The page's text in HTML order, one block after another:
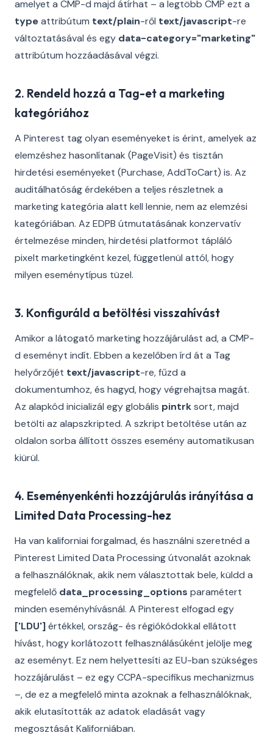
amelyet a CMP-d majd átírhat – a legtöbb CMP ezt a
typeattribútum text/plain-ről text/javascript-re
változtatásával és egy data-category="marketing"
attribútum hozzáadásával végzi.
2. Rendeld hozzá a Tag-et a marketing
kategóriához
A Pinterest tag olyan eseményeket is érint, amelyek az
elemzéshez hasonlítanak (PageVisit) és tisztán
hirdetési eseményeket (Purchase, AddToCart) is. Az
auditálhatóság érdekében a teljes részletnek a
marketing kategória alatt kell lennie, nem az elemzési
kategóriában. Az EDPB útmutatásának konzervatív
értelmezése minden, hirdetési platformot tápláló
pixelt marketingként kezel, függetlenül attól, hogy
milyen eseménytípus tüzel.
3. Konfiguráld a betöltési visszahívást
Amikor a látogató marketing hozzájárulást ad, a CMP-
d eseményt indít. Ebben a kezelőben írd át a Tag
helyőrzőjét text/javascript-re, fűzd a
dokumentumhoz, és hagyd, hogy végrehajtsa magát.
Az alapkód inicializál egy globális pintrksort, majd
betölti az alapszkripted. A szkript betöltése után az
oldalon sorba állított összes esemény automatikusan
kiürül.
4. Eseményenkénti hozzájárulás irányítása a
Limited Data Processing-hez
Ha van kaliforniai forgalmad, és használni szeretnéd a
Pinterest Limited Data Processing útvonalát azoknak
a felhasználóknak, akik nem választottak bele, küldd a
megfelelő data_processing_options paramétert
minden eseményhívásnál. A Pinterest elfogad egy
['LDU']értékkel, ország- és régiókódokkal ellátott
hívást, hogy korlátozott felhasználásúként jelölje meg
az eseményt. Ez nem helyettesíti az EU-ban szükséges
hozzájárulást – ez egy CCPA-specifikus mechanizmus
–, de ez a megfelelő minta azoknak a felhasználóknak,
akik elutasították az adatok eladását vagy
megosztását Kaliforniában.